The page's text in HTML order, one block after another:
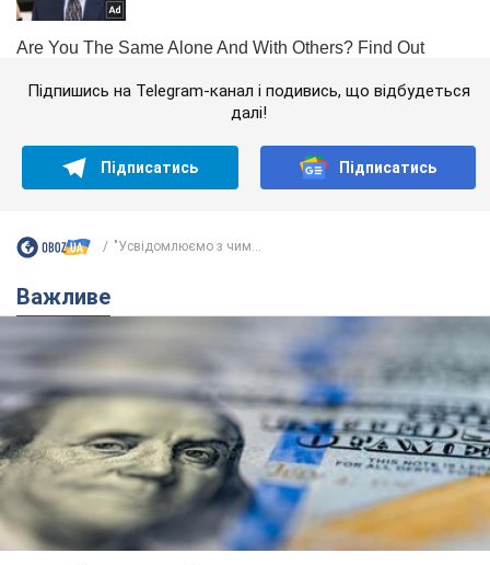
Підпишись на Telegram-канал і подивись, що відбудеться
далі!
Підписатись Підписатись
"Усвідомлюємо з чим...
Важливе